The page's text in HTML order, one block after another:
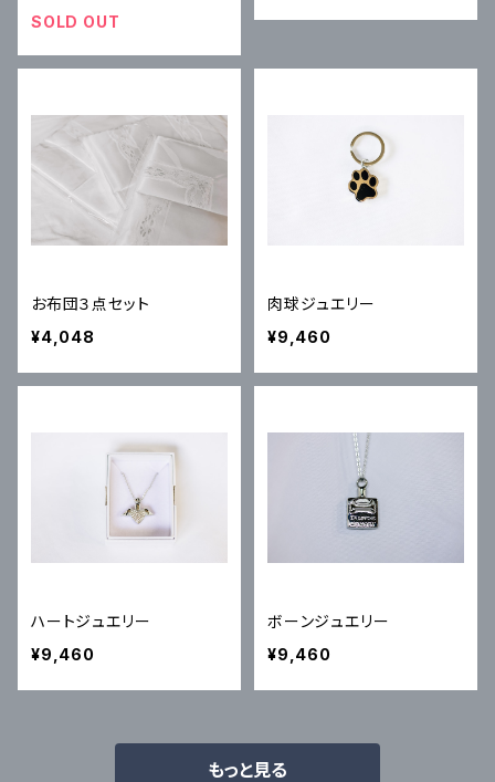
SOLD OUT
お布団３点セット
¥4,048
肉球ジュエリー
¥9,460
ハートジュエリー
¥9,460
ボーンジュエリー
¥9,460
もっと見る